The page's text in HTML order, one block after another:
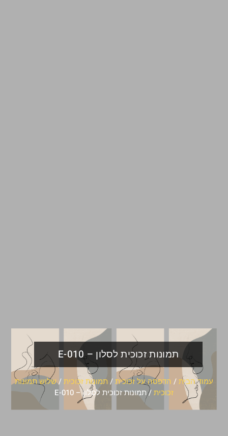
תמונות זכוכית לסלון – E-010
עמוד הבית/ הדפסה על זכוכית/ תמונות זכוכית/שלוש תמונות
זכוכית/ תמונות זכוכית לסלון – E-010